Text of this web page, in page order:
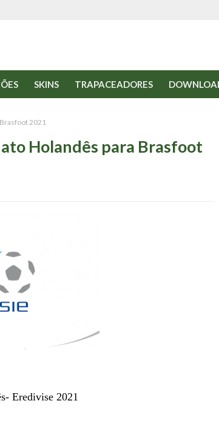
SKINS TRAPACEADORES
2021
Holandês para Brasfoot
Eredivise 2021